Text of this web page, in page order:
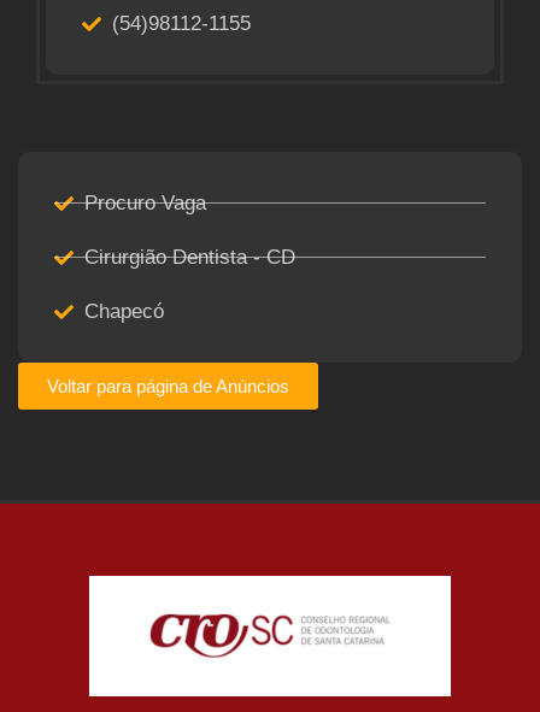
(54)98112-1155
Procuro Vaga
Cirurgião Dentista - CD
Chapecó
Voltar para página de Anúncios